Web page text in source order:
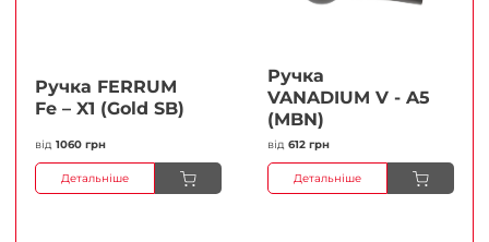
Ручка FERRUМ
Fe – X1 (Gold SB)
від 1060 грн
Детальніше
Ручка
VANADIUM V - A5
(MBN)
від 612 грн
Детальніше